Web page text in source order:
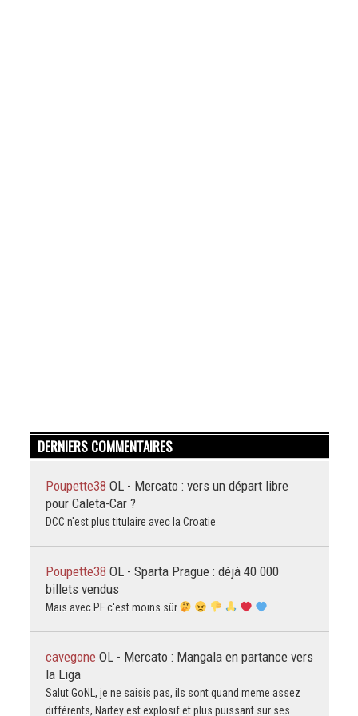
DERNIERS COMMENTAIRES
Poupette38 OL - Mercato : vers un départ libre
pour Caleta-Car ?
DCC n'est plus titulaire avec la Croatie
Poupette38 OL - Sparta Prague : déjà 40 000
billets vendus
Mais avec PF c'est moins sûr
cavegone OL - Mercato : Mangala en partance vers
la Liga
Salut GoNL, je ne saisis pas, ils sont quand meme assez
différents, Nartey est explosif et plus puissant sur ses